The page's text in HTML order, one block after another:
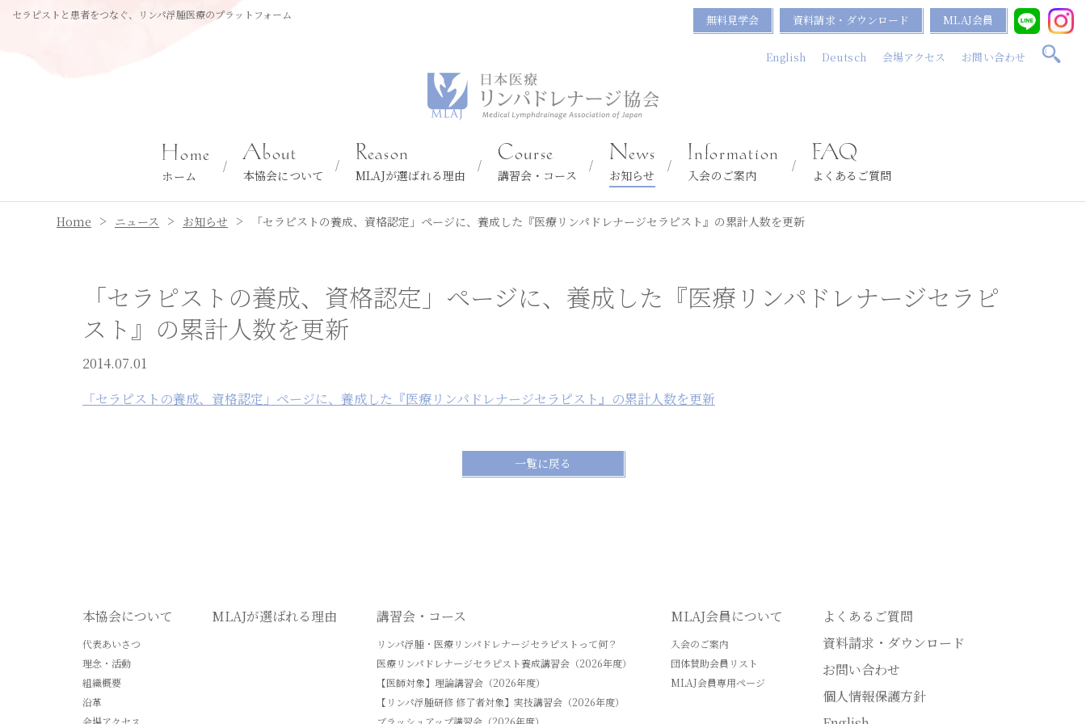
セラピストと患者をつなぐ、リンパ浮腫医療のプラットフォーム 無料見学会 資料請求・ダウンロード MLAJ会員
English Deutsch 会場アクセス お問い合わせ
ホーム
Home
本協会について
About
MLAJが選ばれる理由
Reason
講習会・コース
Course
お知らせ
News
入会のご案内
Information
よくあるご質問
FAQ
Home > ニュース > お知らせ > 「セラピストの養成、資格認定」ページに、養成した『医療リンパドレナージセラピスト』の累計人数を更新
「セラピストの養成、資格認定」ページに、養成した『医療リンパドレナージセラピ
スト』の累計人数を更新
2014.07.01
「セラピストの養成、資格認定」ページに、養成した『医療リンパドレナージセラピスト』の累計人数を更新
一覧に戻る
本協会について
代表あいさつ
理念・活動
組織概要
沿革
会場アクセス
MLAJが選ばれる理由 講習会・コース
リンパ浮腫・医療リンパドレナージセラピストって何？
医療リンパドレナージセラピスト養成講習会（2026年度）
【医師対象】理論講習会（2026年度）
【リンパ浮腫研修 修了者対象】実技講習会（2026年度）
ブラッシュアップ講習会（2026年度）
MLAJ会員について
入会のご案内
団体賛助会員リスト
MLAJ会員専用ページ
よくあるご質問
資料請求・ダウンロード
お問い合わせ
個人情報保護方針